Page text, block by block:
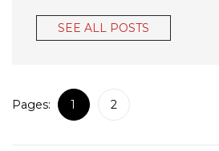
SEE ALL POSTS
Pages: 1 2